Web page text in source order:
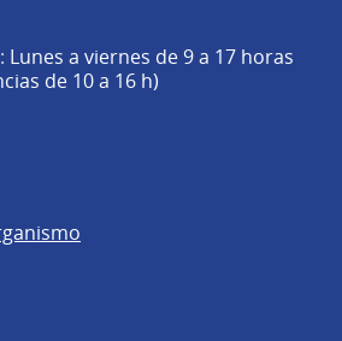
Lunes a viernes de 9 a 17 horas
de 10 a 16 h)